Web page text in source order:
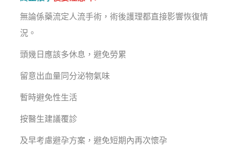
無論係藥流定人流手術，術後護理都直接影響恢復情
況。
頭幾日應該多休息，避免勞累
留意出血量同分泌物氣味
暫時避免性生活
按醫生建議覆診
及早考慮避孕方案，避免短期內再次懷孕